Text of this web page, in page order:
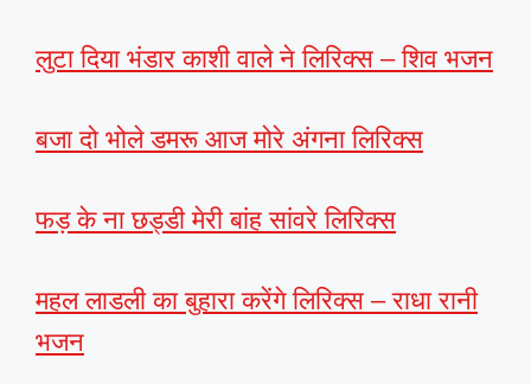
लुटा दिया भंडार काशी वाले ने लिरिक्स – शिव भजन
बजा दो भोले डमरू आज मोरे अंगना लिरिक्स
फड़ के ना छड्डी मेरी बांह सांवरे लिरिक्स
महल लाडली का बुहारा करेंगे लिरिक्स – राधा रानी
भजन